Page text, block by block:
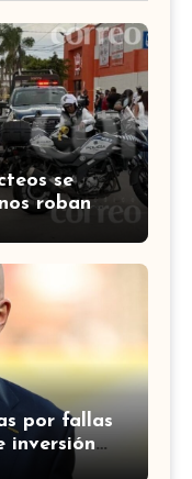
se
roban
a heridos
por fallas
inversión